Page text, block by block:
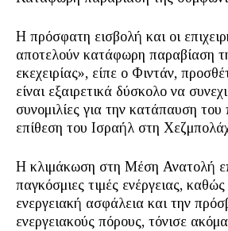
Η πρόσφατη εισβολή και οι
αποτελούν κατάφωρη παραβίαση
εκεχειρίας», είπε ο Φιντάν,
είναι εξαιρετικά δύσκολο να
συνομιλίες για την κατάπαυση
επίθεση του Ισραήλ στη
Η κλιμάκωση στη Μέση Ανατολή
παγκόσμιες τιμές ενέργειας,
ενεργειακή ασφάλεια και την
ενεργειακούς πόρους, τόνισε